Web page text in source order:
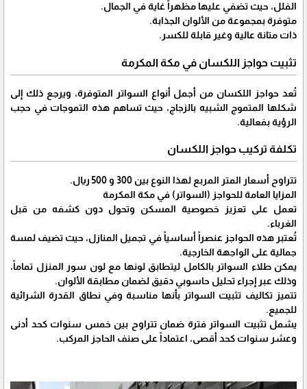
الفلل، حيث تضفي عليها مظهراً غاية في الجمال.
متوفرة بمجموعة من الألوان الجذابة.
ذات متانة عالية وغير قابلة للكسر.
تثبيت حواجز اللكسان في مكة المكرمة
تُعد حواجز اللكسان من أجمل أنواع السواتر المتوفرة، ويرجع ذلك إلى
شكلها المتموج الشبيه بالزجاج، حيث تساهم هذه التموجات في حجب
الرؤية بفعالية.
تكلفة تركيب حواجز اللكسان
تتراوح أسعار المتر المربع لهذا النوع بين 300 و 500 ريال.
المزايا العامة للحواجز (السواتر) في مكة المكرمة
تعمل على تعزيز خصوصية المسكن وتحول دون كشفه من قبل
الغرباء.
تُعتبر هذه الحواجز عنصراً أساسياً في تجميل المنازل، حيث تضيف لمسة
جمالية على الواجهة الخارجية.
يمكن طلاء السواتر بالكامل ليتطابق لونها مع لون سور المنزل تماماً،
وذلك عبر إجراء تحليل حاسوبي دقيق لضمان مطابقة الألوان.
تتميز تكاليف تثبيت السواتر بأنها مناسبة وفي نطاق القدرة الشرائية
للجميع.
يشمل تثبيت السواتر فترة ضمان تتراوح بين خمس سنوات كحد أدنى
وعشر سنوات كحد أقصى، اعتماداً على صنف الحاجز المركب.